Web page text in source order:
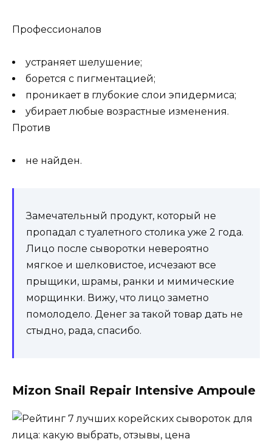
Профессионалов
устраняет шелушение;
борется с пигментацией;
проникает в глубокие слои эпидермиса;
убирает любые возрастные изменения.
Против
не найден.
Замечательный продукт, который не
пропадал с туалетного столика уже 2 года.
Лицо после сыворотки невероятно
мягкое и шелковистое, исчезают все
прыщики, шрамы, ранки и мимические
морщинки. Вижу, что лицо заметно
помолодело. Денег за такой товар дать не
стыдно, рада, спасибо.
Mizon Snail Repair Intensive Ampoule